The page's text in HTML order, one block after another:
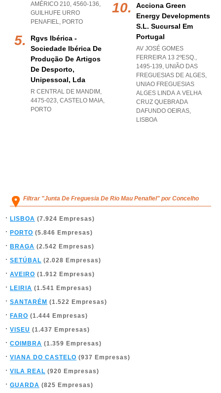
AMÉRICO 210, 4560-136,
GUILHUFE URRO
PENAFIEL, PORTO
Rgvs Ibérica -
Sociedade Ibérica De
Produção De Artigos
De Desporto,
Unipessoal, Lda
R CENTRAL DE MANDIM,
4475-023, CASTELO MAIA,
PORTO
Acciona Green
Energy Developments
S.l. Sucursal Em
Portugal
AV JOSÉ GOMES
FERREIRA 13 2ºESQ.,
1495-139, UNIÃO DAS
FREGUESIAS DE ALGES,
UNIAO FREGUESIAS
ALGES LINDA A VELHA
CRUZ QUEBRADA
DAFUNDO OEIRAS,
LISBOA
Filtrar "Junta De Freguesia De Rio Mau Penafiel" por Concelho
LISBOA (7.924 Empresas)
PORTO (5.846 Empresas)
BRAGA (2.542 Empresas)
SETÚBAL (2.028 Empresas)
AVEIRO (1.912 Empresas)
LEIRIA (1.541 Empresas)
SANTARÉM (1.522 Empresas)
FARO (1.444 Empresas)
VISEU (1.437 Empresas)
COIMBRA (1.359 Empresas)
VIANA DO CASTELO (937 Empresas)
VILA REAL (920 Empresas)
GUARDA (825 Empresas)